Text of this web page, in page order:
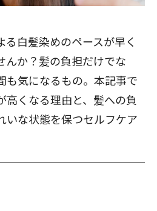
白髪染めのペースが早く
んか？髪の負担だけでな
も気になるもの。本記事で
高くなる理由と、髪への負
いな状態を保つセルフケア